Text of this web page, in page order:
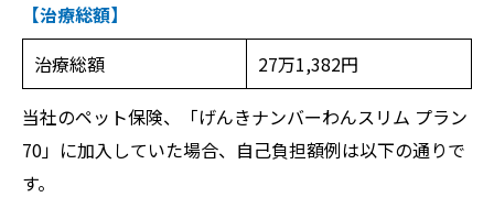
【治療総額】
治療総額
27万1,382円
当社のペット保険、「げんきナンバーわんスリム プラン
70」に加入していた場合、自己負担額例は以下の通りで
す。